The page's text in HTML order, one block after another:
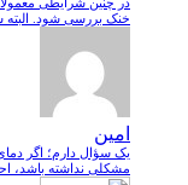
خنک بررسی شود.
امین
یک سؤال دارم؛ اگر
مشکلی نداشته باشد،